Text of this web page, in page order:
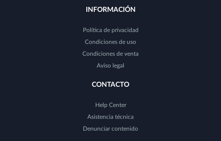
INFORMACIÓN
Política de privacidad
Condiciones de uso
Condiciones de venta
Aviso legal
CONTACTO
Help Center
Asistencia técnica
Denunciar contenido